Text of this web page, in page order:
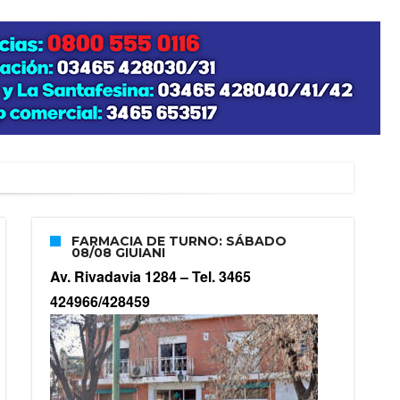
FARMACIA DE TURNO: SÁBADO
08/08 GIUIANI
Av. Rivadavia 1284 –Tel. 3465
424966/428459